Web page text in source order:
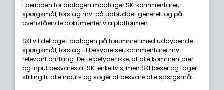
I perioden for dialogen modtager SKI kommentarer,
spørgsmål, forslag mv. på udbuddet generelt og på
ovenstående dokumenter via platformen.
SKI vil deltage i dialogen på forummet med uddybende
spørgsmål, forslag til besvarelser, kommentarer mv. i
relevant omfang. Dette betyder ikke, at alle kommentarer
og input besvares af SKI enkeltvis, men SKI læser og tager
stilling til alle inputs og søger at besvare alle spørgsmål.